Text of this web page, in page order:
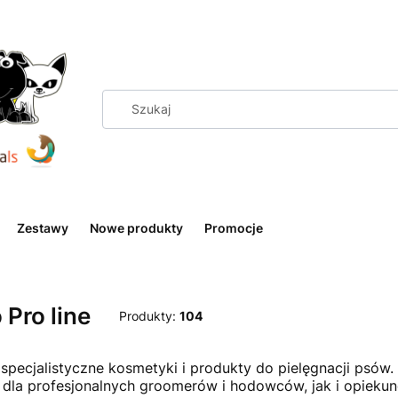
Zestawy Nowe produkty Promocje
Pro line Produkty: 104
kosmetyki i produkty do pielęgnacji
profesjonalnych groomerów i hodowców, jak i